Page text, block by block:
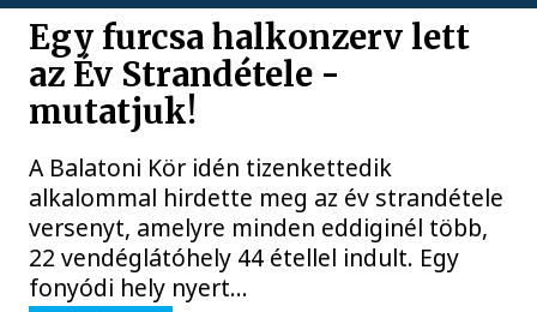
Egy furcsa halkonzerv lett
az Év Strandétele -
mutatjuk!
A Balatoni Kör idén tizenkettedik
alkalommal hirdette meg az év strandétele
versenyt, amelyre minden eddiginél több,
22 vendéglátóhely 44 étellel indult. Egy
fonyódi hely nyert...